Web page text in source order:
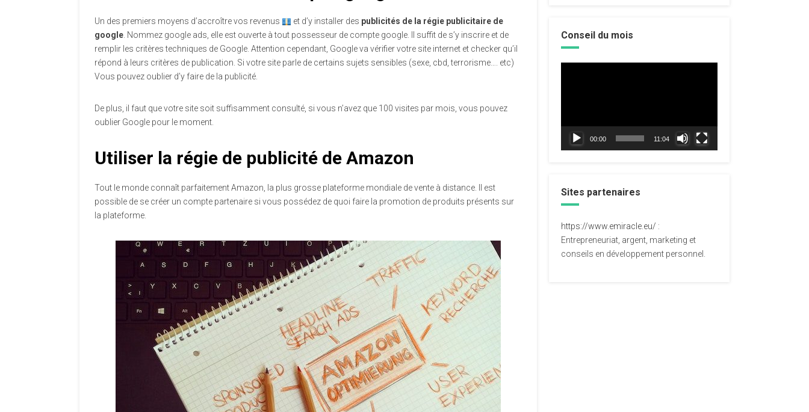
Un des premiers moyens d’accroître vos revenus et d’y installer des publicités de la régie publicitaire de
google. Nommez google ads, elle est ouverte à tout possesseur de compte google. Il suffit de s’y inscrire et de
remplir les critères techniques de Google. Attention cependant, Google va vérifier votre site internet et checker qu’il
répond à leurs critères de publication. Si votre site parle de certains sujets sensibles (sexe, cbd, terrorisme…. etc)
Vous pouvez oublier d’y faire de la publicité.
De plus, il faut que votre site soit suffisamment consulté, si vous n’avez que 100 visites par mois, vous pouvez
oublier Google pour le moment.
Utiliser la régie de publicité de Amazon
Tout le monde connaît parfaitement Amazon, la plus grosse plateforme mondiale de vente à distance. Il est
possible de se créer un compte partenaire si vous possédez de quoi faire la promotion de produits présents sur
la plateforme.
Conseil du mois
00:00 11:04
Sites partenaires
https://www.emiracle.eu/ :
Entrepreneuriat, argent, marketing et
conseils en développement personnel.